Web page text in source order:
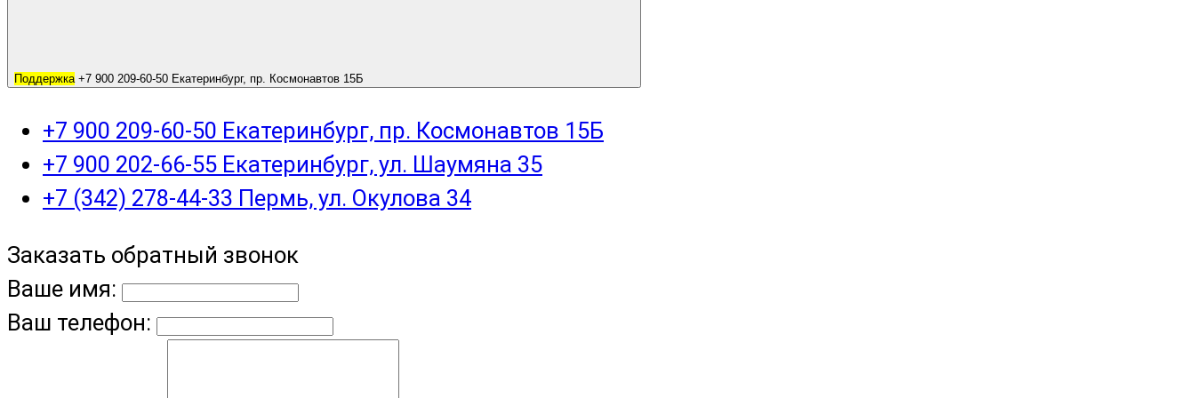
Поддержка +7 900 209-60-50 Екатеринбург, пр. Космонавтов 15Б
+7 900 209-60-50 Екатеринбург, пр. Космонавтов 15Б
+7 900 202-66-55 Екатеринбург, ул. Шаумяна 35
+7 (342) 278-44-33 Пермь, ул. Окулова 34
Заказать обратный звонок
Ваше имя:
Ваш телефон: